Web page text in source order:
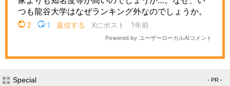
Special - PR -